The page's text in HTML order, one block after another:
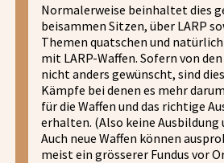
Normalerweise beinhaltet dies
beisammen Sitzen, über LARP
Themen quatschen und
mit LARP-Waffen. Sofern von
nicht anders gewünscht, sind
Kämpfe bei denen es mehr
für die Waffen und das richtige
erhalten. (Also keine
Auch neue Waffen können
meist ein grösserer Fundus vor